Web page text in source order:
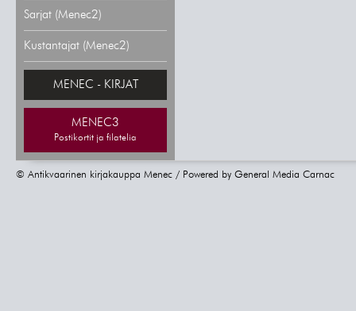
Sarjat (Menec2)
Kustantajat (Menec2)
MENEC - KIRJAT
MENEC3
Postikortit ja filatelia
© Antikvaarinen kirjakauppa Menec / Powered by General Media Carnac